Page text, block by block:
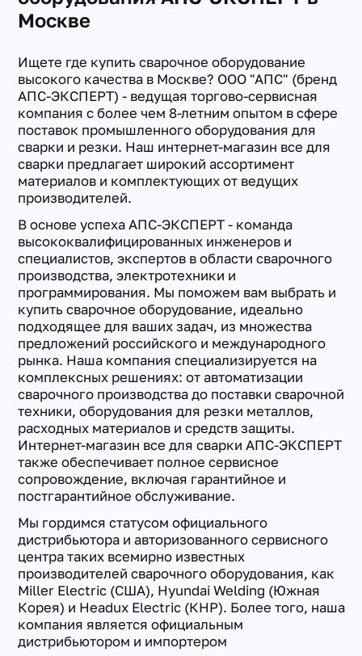
Москве
Ищете где купить сварочное оборудование
высокого качества в Москве? ООО "АПС" (бренд
АПС-ЭКСПЕРТ) - ведущая торгово-сервисная
компания с более чем 8-летним опытом в сфере
поставок промышленного оборудования для
сварки и резки. Наш интернет-магазин все для
сварки предлагает широкий ассортимент
материалов и комплектующих от ведущих
производителей.
В основе успеха АПС-ЭКСПЕРТ - команда
высококвалифицированных инженеров и
специалистов, экспертов в области сварочного
производства, электротехники и
программирования. Мы поможем вам выбрать и
купить сварочное оборудование, идеально
подходящее для ваших задач, из множества
предложений российского и международного
рынка. Наша компания специализируется на
комплексных решениях: от автоматизации
сварочного производства до поставки сварочной
техники, оборудования для резки металлов,
расходных материалов и средств защиты.
Интернет-магазин все для сварки АПС-ЭКСПЕРТ
также обеспечивает полное сервисное
сопровождение, включая гарантийное и
постгарантийное обслуживание.
Мы гордимся статусом официального
дистрибьютора и авторизованного сервисного
центра таких всемирно известных
производителей сварочного оборудования, как
Miller Electric (США), Hyundai Welding (Южная
Корея) и Headux Electric (КНР). Более того, наша
компания является официальным
дистрибьютором и импортером